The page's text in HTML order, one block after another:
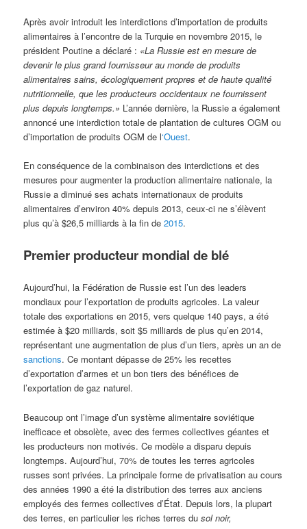
Après avoir introduit les interdictions d’importation de produits
alimentaires à l’encontre de la Turquie en novembre 2015, le
président Poutine a déclaré : «La Russie est en mesure de
devenir le plus grand fournisseur au monde de produits
alimentaires sains, écologiquement propres et de haute qualité
nutritionnelle, que les producteurs occidentaux ne fournissent
plus depuis longtemps.» L’année dernière, la Russie a également
annoncé une interdiction totale de plantation de cultures OGM ou
d’importation de produits OGM de l‘Ouest.
En conséquence de la combinaison des interdictions et des
mesures pour augmenter la production alimentaire nationale, la
Russie a diminué ses achats internationaux de produits
alimentaires d’environ 40% depuis 2013, ceux-ci ne s’élèvent
plus qu’à $26,5 milliards à la fin de2015.
Premier producteur mondial de blé
Aujourd’hui, la Fédération de Russie est l’un des leaders
mondiaux pour l’exportation de produits agricoles. La valeur
totale des exportations en 2015, vers quelque 140 pays, a été
estimée à $20 milliards, soit $5 milliards de plus qu’en 2014,
représentant une augmentation de plus d’un tiers, après un an de
sanctions. Ce montant dépasse de 25% les recettes
d’exportation d’armes et un bon tiers des bénéfices de
l’exportation de gaz naturel.
Beaucoup ont l’image d’un système alimentaire soviétique
inefficace et obsolète, avec des fermes collectives géantes et
les producteurs non motivés. Ce modèle a disparu depuis
longtemps. Aujourd’hui, 70% de toutes les terres agricoles
russes sont privées. La principale forme de privatisation au cours
des années 1990 a été la distribution des terres aux anciens
employés des fermes collectives d’État. Depuis lors, la plupart
des terres, en particulier les riches terres dusol noir,